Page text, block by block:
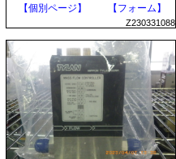
【個別ページ】
【フォーム】
Z230331088